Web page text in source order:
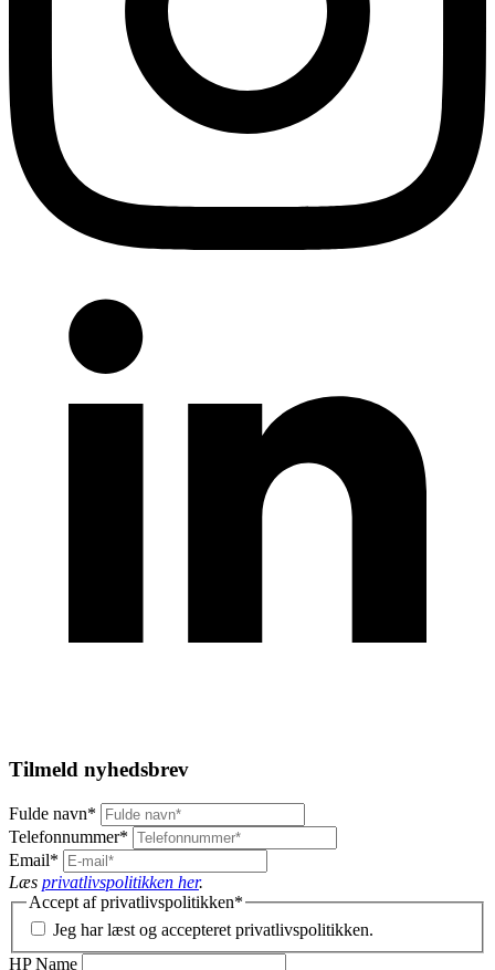
Tilmeld nyhedsbrev
Fulde navn*
Telefonnummer*
Email*
Læs privatlivspolitikken her.
Accept af privatlivspolitikken*
Jeg har læst og accepteret privatlivspolitikken.
HP Name